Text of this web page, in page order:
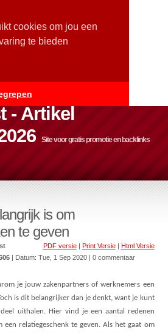
cookies om jou een
te bieden
- Artikel
Site voor gratis promotie en backlinks
is om
te geven
PDF versie| Print Versie| Html Versie
| Datum:Tue, 1 Sep 2020 | 0 commentaar
je jouw zakenpartners of werknemers een
is dit belangrijker dan je denkt, want je kunt
uithalen. Hier vind je een aantal redenen
relatiegeschenk te geven. Als het gaat om